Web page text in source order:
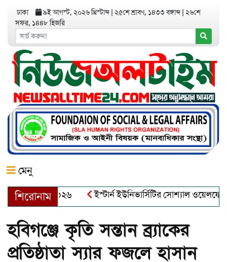
ঢাকা ৯ই আগস্ট, ২০২৬ খ্রিস্টাব্দ ২৫শে শ্রাবণ, ১৪৩৩ বঙ্গাব্দ ২৬শে
সফর, ১৪৪৮ হিজরি
মেনু
শিরোনাম ইস্টার্ন ইউনিভার্সিটির সোশ্যাল ওয়েলফেয়ার
হবিগঞ্জে কৃতি সন্তান ব্র্যাকের
প্রতিষ্ঠাতা স্যার ফজলে হাসান